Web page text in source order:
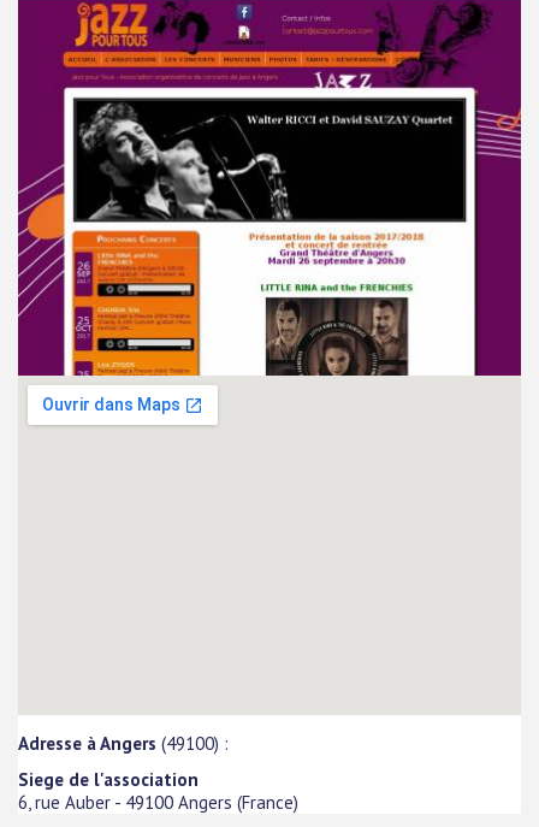
Adresse à Angers (49100) :
Siege de l'association
6, rue Auber - 49100 Angers (France)